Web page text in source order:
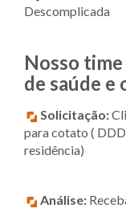
Descomplicada
Nosso
de saúde
Solicitação:
para cotato (
residência)
Análise: